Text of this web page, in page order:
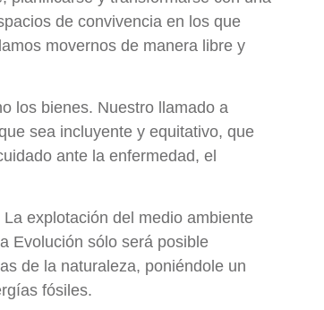
de convivencia en los que
movernos de manera libre y
los bienes. Nuestro llamado a
sea incluyente y equitativo, que
ante la enfermedad, el
explotación del medio ambiente
Evolución sólo será posible
de la naturaleza, poniéndole un
fósiles.